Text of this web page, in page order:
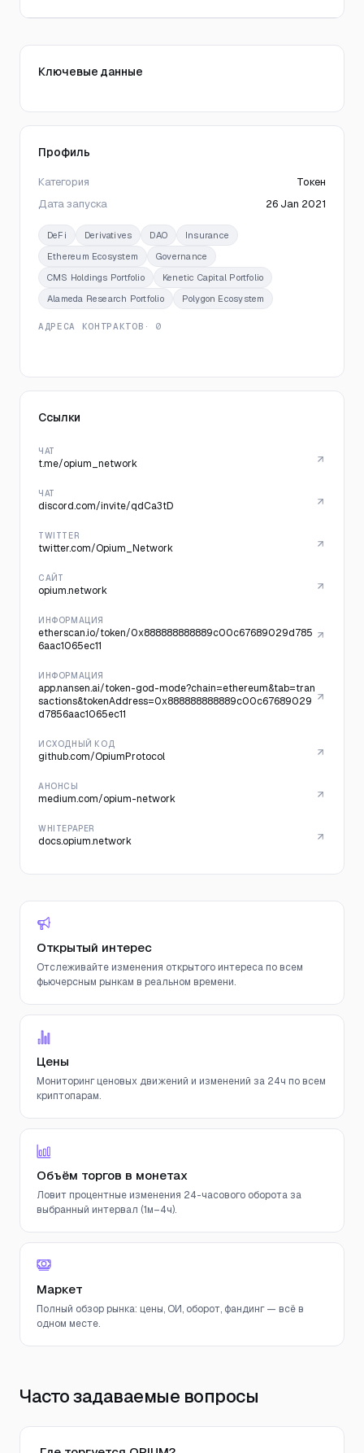
Ключевые данные
Профиль
Категория
Токен
Дата запуска
26 Jan 2021
DeFi Derivatives DAO
Insurance
Ethereum Ecosystem
Governance
CMS Holdings Portfolio
Kenetic Capital Portfolio
Alameda Research Portfolio
Polygon Ecosystem
АДРЕСА КОНТРАКТОВ · 0
Ссылки
ЧАТ
t.me/opium_network
ЧАТ
discord.com/invite/qdCa3tD
TWITTER
twitter.com/Opium_Network
САЙТ
opium.network
ИНФОРМАЦИЯ
etherscan.io/token/0x888888888889c00c67689029d785
6aac1065ec11
ИНФОРМАЦИЯ
app.nansen.ai/token-god-mode?chain=ethereum&tab=tran
sactions&tokenAddress=0x888888888889c00c67689029
d7856aac1065ec11
ИСХОДНЫЙ КОД
github.com/OpiumProtocol
АНОНСЫ
medium.com/opium-network
WHITEPAPER
docs.opium.network
Открытый интерес
Отслеживайте изменения открытого интереса по всем
фьючерсным рынкам в реальном времени.
Цены
Мониторинг ценовых движений и изменений за 24ч по всем
криптопарам.
Объём торгов в монетах
Ловит процентные изменения 24-часового оборота за
выбранный интервал (1м–4ч).
Маркет
Полный обзор рынка: цены, ОИ, оборот, фандинг — всё в
одном месте.
Часто задаваемые вопросы